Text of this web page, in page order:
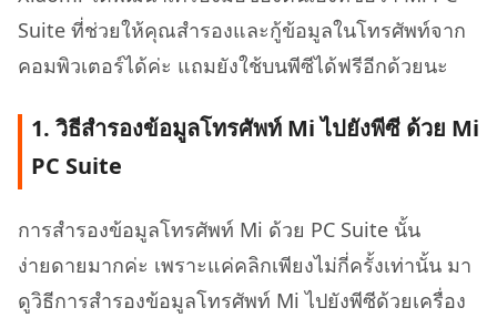
Suite ที่ช่วยให้คุณสำรองและกู้ข้อมูลในโทรศัพท์จาก
คอมพิวเตอร์ได้ค่ะ แถมยังใช้บนพีซีได้ฟรีอีกด้วยนะ
1. วิธีสำรองข้อมูลโทรศัพท์ Mi ไปยังพีซี ด้วย Mi
PC Suite
การสำรองข้อมูลโทรศัพท์ Mi ด้วย PC Suite นั้น
ง่ายดายมากค่ะ เพราะแค่คลิกเพียงไม่กี่ครั้งเท่านั้น มา
ดูวิธีการสำรองข้อมูลโทรศัพท์ Mi ไปยังพีซีด้วยเครื่อง